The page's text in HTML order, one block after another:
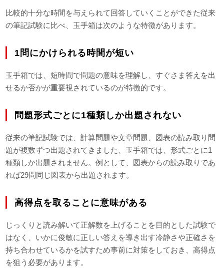
比較的十分な時間を与えられて回答していくことができた従来
の筆記試験に比べ、玉手箱は次のような特徴があります。
1問にかけられる時間が短い
玉手箱では、短時間で問題の意味を理解し、すぐさま答えを出
せるか否かが重要視されているのが特徴的です。
問題形式ごとに1種類しか出題されない
従来の筆記試験では、計算問題や文章問題、図表の読み取り問
題が複数ずつ出題されてきました、玉手箱では、形式ごとに1
種類しか出題されません。例として、図表からの読み取りであ
れば29問同じ図表から出題されます。
高得点を取ることに意味がある
じっくりと読み解いて正解数を上げることを目的とした試験で
はなく、いかに俊敏に正しい答えを導き出す冷静さや正確さを
持ち合わせているかを試すため事前に対策をしておき、高得点
を狙う必要があります。